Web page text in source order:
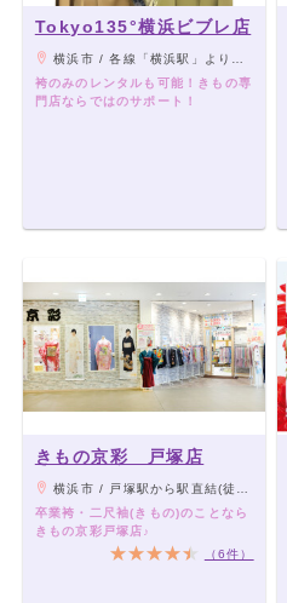
Tokyo135°横浜ビブレ店
横浜市 / 各線「横浜駅」より徒歩5分、横浜ビブレ３F(※当店は横浜ビブレ３階にございます。お間違いないようよろしくお願いいたします。)
袴のみのレンタルも可能！きもの専
門店ならではのサポート！
きもの京彩 戸塚店
横浜市 / 戸塚駅から駅直結(徒歩3分）トツカーナ４階
卒業袴・二尺袖(きもの)のことなら
きもの京彩戸塚店♪
（6件）